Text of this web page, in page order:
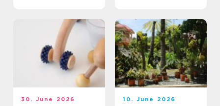
30. June 2026 10. June 2026